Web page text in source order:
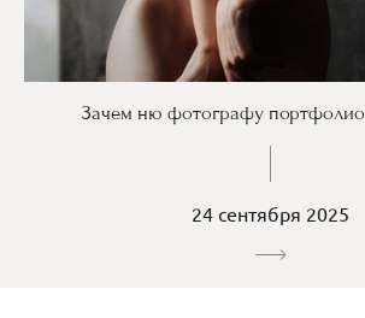
Зачем ню фотографу
24 сентября 2025